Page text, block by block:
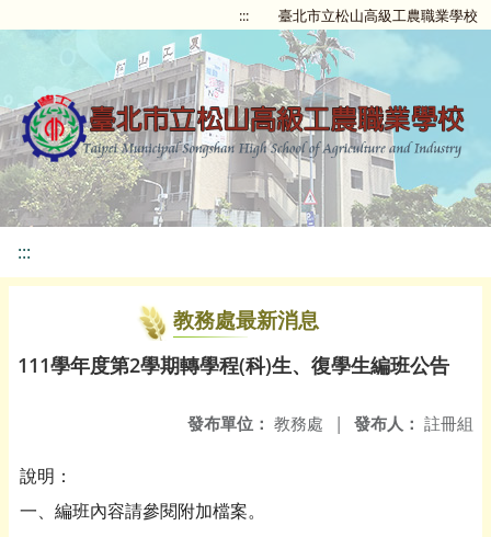
::: 臺北市立松山高級工農職業學校
:::
教務處最新消息
111學年度第2學期轉學程(科)生、復學生編班公告
發布人： 註冊組
發布單位： 教務處 |
說明：
一、編班內容請參閱附加檔案。